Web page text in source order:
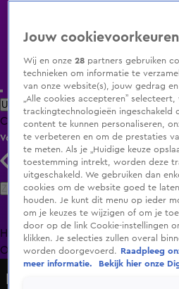
Uitzending Gemist Populaire programma's
ClipsFilmsRadioSmart TV inlog
Volg KIJK
Zoeken
HomeUitzending Gemist
OranjezomerLivestreamsShop
Jouw cookievoorkeuren
Wij en onze28 partners gebruiken
technieken om informatie te
van onze website(s), jouw gedrag
„Alle cookies accepteren”
trackingtechnologieën ingeschakeld
content te kunnen personaliseren,
te verbeteren en om de prestaties
te meten. Als je „Huidige keuze
toestemming intrekt, worden deze
uitgeschakeld. We gebruiken dan
cookies om de website goed te
houden. Je kunt dit menu op ieder
om je keuzes te wijzigen of om je
door op de link Cookie-instellingen
klikken. Je selecties zullen overal
worden doorgevoerd.
Raadpleeg
meer informatie.
Bekijk hier onze